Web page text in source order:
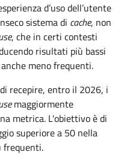
d’uso dell’utente
sistema di cache, non
, che in certi contesti
risultati più bassi
meno frequenti.
recepire, entro il 2026, i
maggiormente
metrica. L'obiettivo è di
superiore a 50 nella
frequenti.